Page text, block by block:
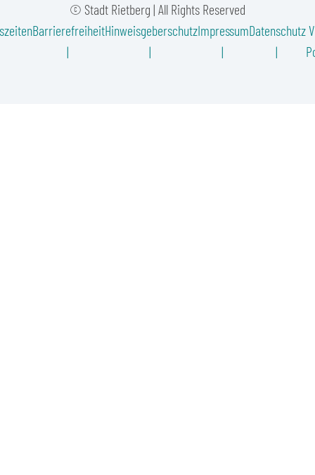
© Stadt Rietberg | All Rights Reserved
BarrierefreiheitHinweisgeberschutzImpressumDatenschutz